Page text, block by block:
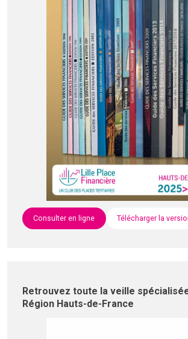
Consulter en ligne Télécharger la
Retrouvez toute la veille
Région Hauts-de-France